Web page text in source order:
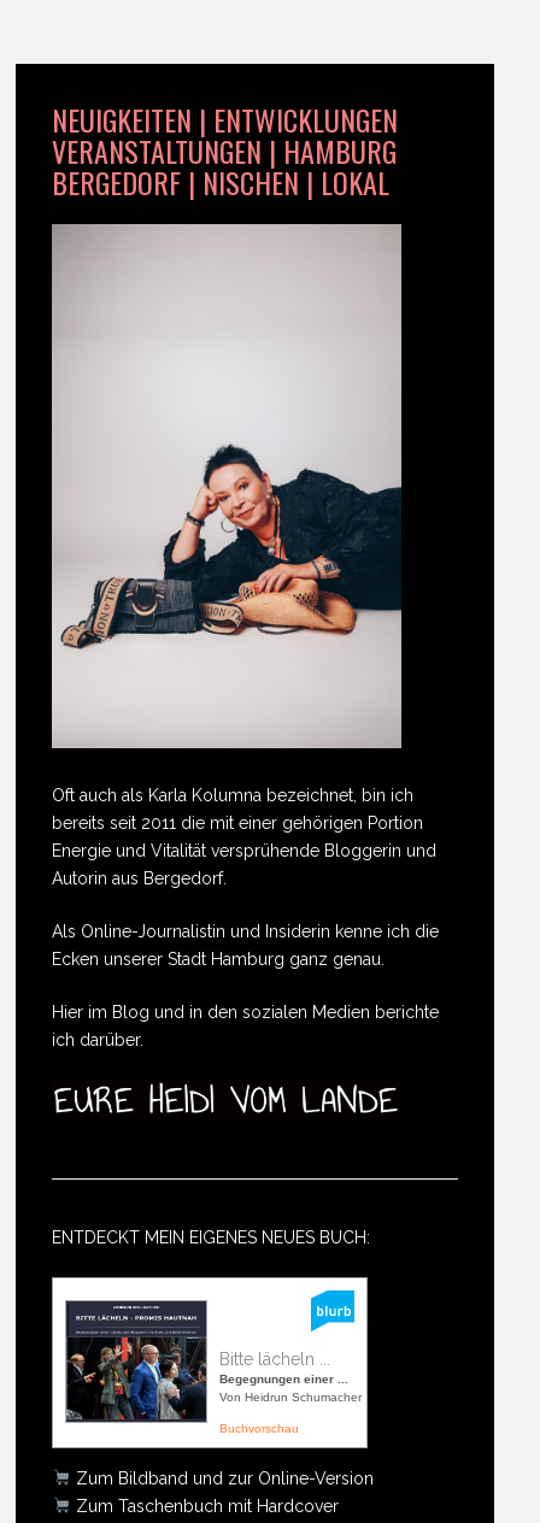
NEUIGKEITEN | ENTWICKLUNGEN
VERANSTALTUNGEN | HAMBURG
BERGEDORF | NISCHEN | LOKAL
Oft auch als Karla Kolumna bezeichnet, bin ich
bereits seit 2011 die mit einer gehörigen Portion
Energie und Vitalität versprühende Bloggerin und
Autorin aus Bergedorf.
Als Online-Journalistin und Insiderin kenne ich die
Ecken unserer Stadt Hamburg ganz genau.
Hier im Blog und in den sozialen Medien berichte
ich darüber.
ENTDECKT MEIN EIGENES NEUES BUCH:
Bitte lächeln ...
Begegnungen einer ...
Von Heidrun Schumacher
Buchvorschau
Zum Bildband und zur Online-Version
Zum Taschenbuch mit Hardcover